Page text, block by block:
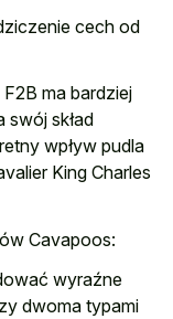
cech od
ma bardziej
skład
wpływ pudla
King Charles
Cavapoos:
wyraźne
dwoma typami